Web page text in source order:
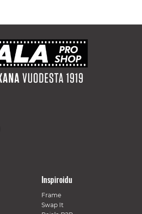
Inspiroidu
Frame
Swap It